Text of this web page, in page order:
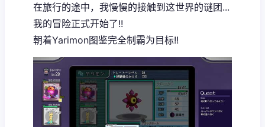
在旅行的途中，我慢慢的接触到这世界的谜团...
我的冒险正式开始了!!
朝着Yarimon图鉴完全制霸为目标!!